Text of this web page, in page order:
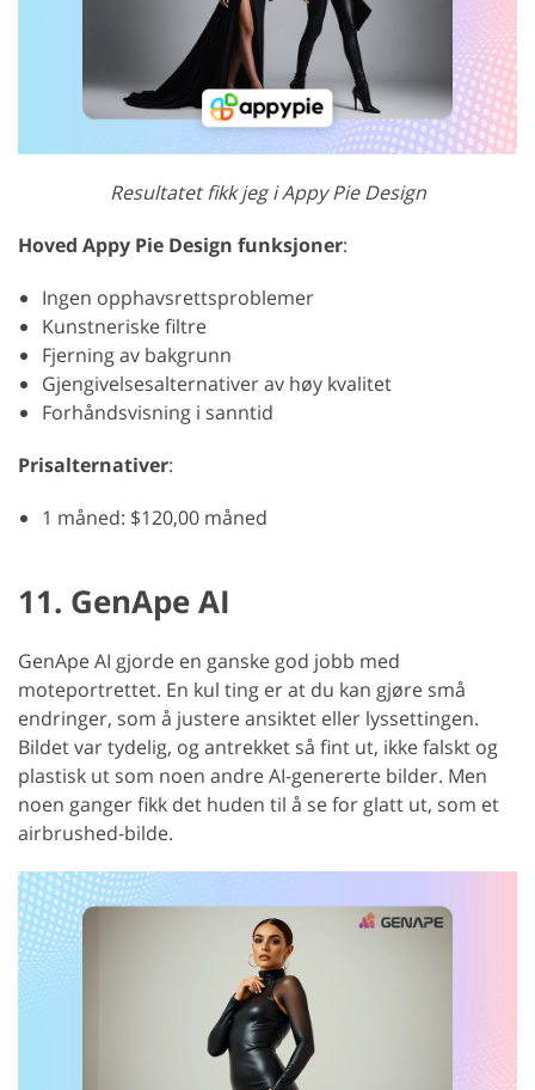
Resultatet fikk jeg i Appy Pie Design
Hoved Appy Pie Design funksjoner:
Ingen opphavsrettsproblemer
Kunstneriske filtre
Fjerning av bakgrunn
Gjengivelsesalternativer av høy kvalitet
Forhåndsvisning i sanntid
Prisalternativer:
1 måned: $120,00 måned
11. GenApe AI
GenApe AI gjorde en ganske god jobb med
moteportrettet. En kul ting er at du kan gjøre små
endringer, som å justere ansiktet eller lyssettingen.
Bildet var tydelig, og antrekket så fint ut, ikke falskt og
plastisk ut som noen andre AI-genererte bilder. Men
noen ganger fikk det huden til å se for glatt ut, som et
airbrushed-bilde.